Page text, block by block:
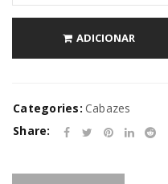
ADICIONAR
Categories: Cabazes
Share: